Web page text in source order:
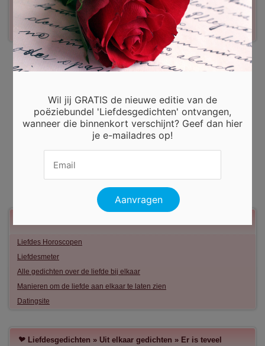
Inloggen!
Registreren Gegevens kwijt?
Liefdes Horoscopen
Liefdesmeter
Alle gedichten over de liefde bij elkaar
Manieren om de liefde aan elkaar te laten zien
Datingsite
Liefdesgedichten » Uit elkaar gedichten » Er is teveel
Wil jij GRATIS de nieuwe editie van de
poëziebundel 'Liefdesgedichten' ontvangen,
wanneer die binnenkort verschijnt? Geef dan hier
je e-mailadres op!